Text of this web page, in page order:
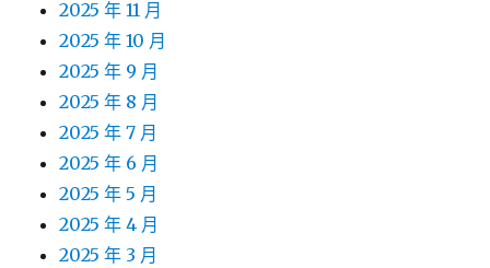
2025 年 11 月
2025 年 10 月
2025 年 9 月
2025 年 8 月
2025 年 7 月
2025 年 6 月
2025 年 5 月
2025 年 4 月
2025 年 3 月